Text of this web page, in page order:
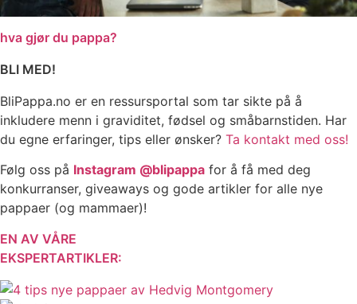
hva gjør du pappa?
BLI MED!
BliPappa.no er en ressursportal som tar sikte på å
inkludere menn i graviditet, fødsel og småbarnstiden. Har
du egne erfaringer, tips eller ønsker? Ta kontakt med oss!
Følg oss på Instagram @blipappa for å få med deg
konkurranser, giveaways og gode artikler for alle nye
pappaer (og mammaer)!
EN AV VÅRE
EKSPERTARTIKLER: